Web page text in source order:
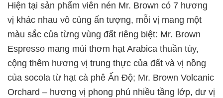
Hiện tại sản phẩm viên nén Mr. Brown có 7 hương
vị khác nhau vô cùng ấn tượng, mỗi vị mang một
màu sắc của từng vùng đất riêng biệt: Mr. Brown
Espresso mang mùi thơm hạt Arabica thuần túy,
cộng thêm hương vị trung thực của đất và vị nồng
của socola từ hạt cà phê Ấn Độ; Mr. Brown Volcanic
Orchard – hương vị phong phú nhiều tầng lớp, dư vị